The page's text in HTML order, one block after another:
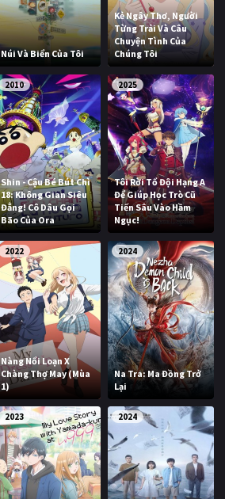
Núi Và Biển Của Tôi
Kẻ Ngây Thơ, Người
Từng Trải Và Câu
Chuyện Tình Của
Chúng Tôi
2010
Shin - Cậu Bé Bút Chì
18: Không Gian Siêu
Đẳng! Cô Dâu Gọi
Bão Của Ora
2025
Tôi Rời Tổ Đội Hạng A
Để Giúp Học Trò Cũ
Tiến Sâu Vào Hầm
Ngục!
2022
Nàng Nổi Loạn X
Chàng Thợ May (Mùa
1)
2024
Na Tra: Ma Đồng Trở
Lại
2023 2024